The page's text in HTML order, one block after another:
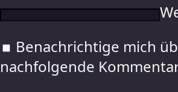
Benachrichtige mich
nachfolgende